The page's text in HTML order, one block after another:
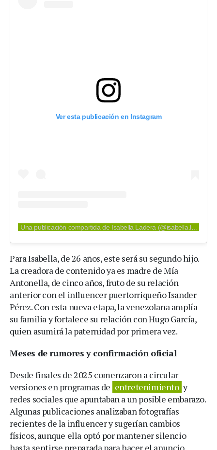
Ver esta publicación en Instagram
Una publicación compartida de Isabella Ladera (@isabella.ladera)
Para Isabella, de 26 años, este será su segundo hijo.
La creadora de contenido ya es madre de Mía
Antonella, de cinco años, fruto de su relación
anterior con el influencer puertorriqueño Isander
Pérez. Con esta nueva etapa, la venezolana amplía
su familia y fortalece su relación con Hugo García,
quien asumirá la paternidad por primera vez.
Meses de rumores y confirmación oficial
Desde finales de 2025 comenzaron a circular
versiones en programas de entretenimiento y
redes sociales que apuntaban a un posible embarazo.
Algunas publicaciones analizaban fotografías
recientes de la influencer y sugerían cambios
físicos, aunque ella optó por mantener silencio
hasta sentirse preparada para hacer el anuncio